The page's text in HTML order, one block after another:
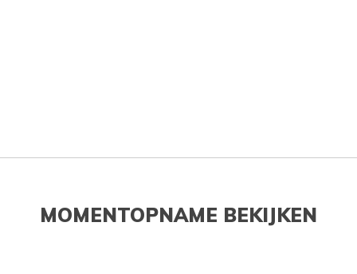
MOMENTOPNAME BEKIJKEN